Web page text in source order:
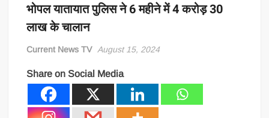
भोपल यातायात पुलिस ने 6 महीने में 4 करोड़ 30
लाख के चालान
Current News TV August 15, 2024
Share on Social Media